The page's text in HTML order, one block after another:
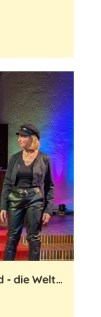
Das Gute, das Böse, die Unschuld - die Welt, in der wir leben